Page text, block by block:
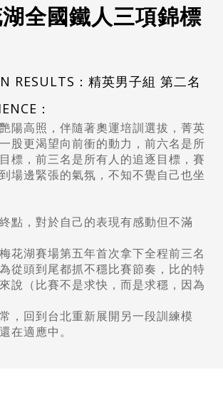
全國鐵人三項錦標
RESULTS：精英男子組 第二名
：
陽高照，伴隨著奧運培訓選拔，菁英
股更渴望向前衝的動力，前六名是所
標，前三名是所有人的追逐目標，賽
場邊緊張的氣氛，不知不覺自己也坐
點，對於自己的表現有感動但不滿
花湖賽場第五年首次拿下全程前三名
從頭到尾都抓不穩比賽節奏，比的特
說（比賽不是求快，而是求穩，因為
，回到台北重新展開另一段訓練模
在適應中。